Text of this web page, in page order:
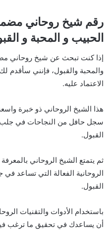
رقم شيخ روحاني
الحبيب و المحبة و
إذا كنت تبحث عن شيخ روحاني
والمحبة والقبول، فإنني سأقدم
الاعتماد عليه.
هذا الشيخ الروحاني ذو خبرة
سجل حافل من النجاحات في جلب
القبول.
ثم يتمتع الشيخ الروحاني
الروحانية الفعالة التي تساعد
القبول.
باستخدام الأدوات والتقنيات
أن يساعدك في تحقيق ما ترغب